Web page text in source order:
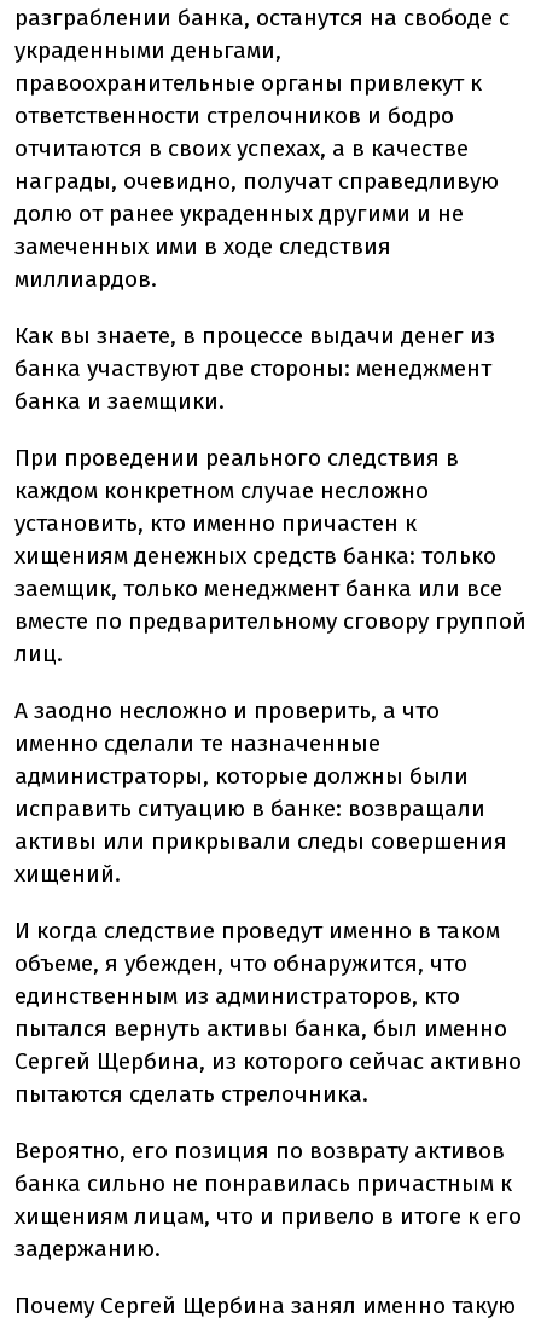
разграблении банка, останутся на свободе с
украденными деньгами,
правоохранительные органы привлекут к
ответственности стрелочников и бодро
отчитаются в своих успехах, а в качестве
награды, очевидно, получат справедливую
долю от ранее украденных другими и не
замеченных ими в ходе следствия
миллиардов.
Как вы знаете, в процессе выдачи денег из
банка участвуют две стороны: менеджмент
банка и заемщики.
При проведении реального следствия в
каждом конкретном случае несложно
установить, кто именно причастен к
хищениям денежных средств банка: только
заемщик, только менеджмент банка или все
вместе по предварительному сговору группой
лиц.
А заодно несложно и проверить, а что
именно сделали те назначенные
администраторы, которые должны были
исправить ситуацию в банке: возвращали
активы или прикрывали следы совершения
хищений.
И когда следствие проведут именно в таком
объеме, я убежден, что обнаружится, что
единственным из администраторов, кто
пытался вернуть активы банка, был именно
Сергей Щербина, из которого сейчас активно
пытаются сделать стрелочника.
Вероятно, его позиция по возврату активов
банка сильно не понравилась причастным к
хищениям лицам, что и привело в итоге к его
задержанию.
Почему Сергей Щербина занял именно такую